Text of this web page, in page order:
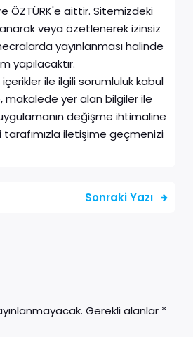
ÖZTÜRK'e aittir. Sitemizdeki
veya özetlenerek izinsiz
yayınlanması halinde
yapılacaktır.
ile ilgili sorumluluk kabul
yer alan bilgiler ile
değişme ihtimaline
tarafımızla iletişime geçmenizi
Sonraki Yazı
Gerekli alanlar *